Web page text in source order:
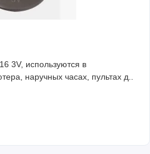
3V, используются в
наручных часах, пультах д..